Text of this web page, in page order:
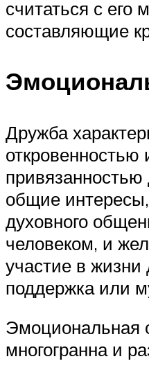
считаться с
составляющие
Дружба
откровенностью
привязанностью
общие
духовного
человеком, и
участие в жизни
поддержка или
Эмоциональная
многогранна и